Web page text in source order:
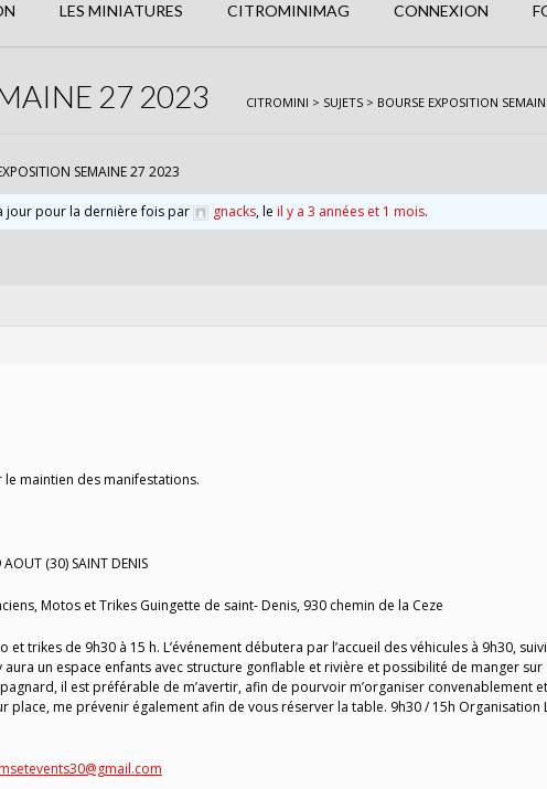
LES MINIATURES CITROMINIMAG CONNEXION
27 2023 CITROMINI > SUJETS > BOURSE EXPOSITION
SEMAINE 27 2023
jour pour la dernière fois par gnacks, leil y a 3 années et 1 mois.
maintien des manifestations.
AOUT (30) SAINT DENIS
Motos et Trikes Guingette de saint- Denis, 930 chemin de la Ceze
trikes de 9h30 à 15 h. L’événement débutera par l’accueil des véhicules à 9h30, suivi
aura un espace enfants avec structure gonflable et rivière et possibilité de manger sur
il est préférable de m’avertir, afin de pourvoir m’organiser convenablement et
place, me prévenir également afin de vous réserver la table. 9h30 / 15h Organisation